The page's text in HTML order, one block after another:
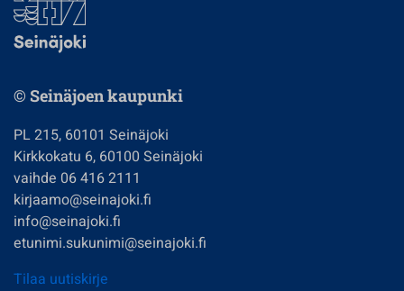
© Seinäjoen kaupunki
PL 215, 60101 Seinäjoki
Kirkkokatu 6, 60100 Seinäjoki
vaihde 06 416 2111
kirjaamo@seinajoki.fi
info@seinajoki.fi
etunimi.sukunimi@seinajoki.fi
Tilaa uutiskirje